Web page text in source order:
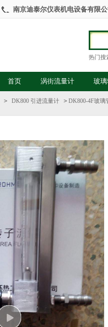
南京迪泰尔仪表机电设备有限
热门搜
首页 涡街流量计 玻
> DK800 引进流量计 > DK800-4F玻璃